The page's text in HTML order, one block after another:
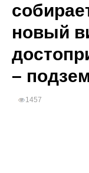
новый
–
1457